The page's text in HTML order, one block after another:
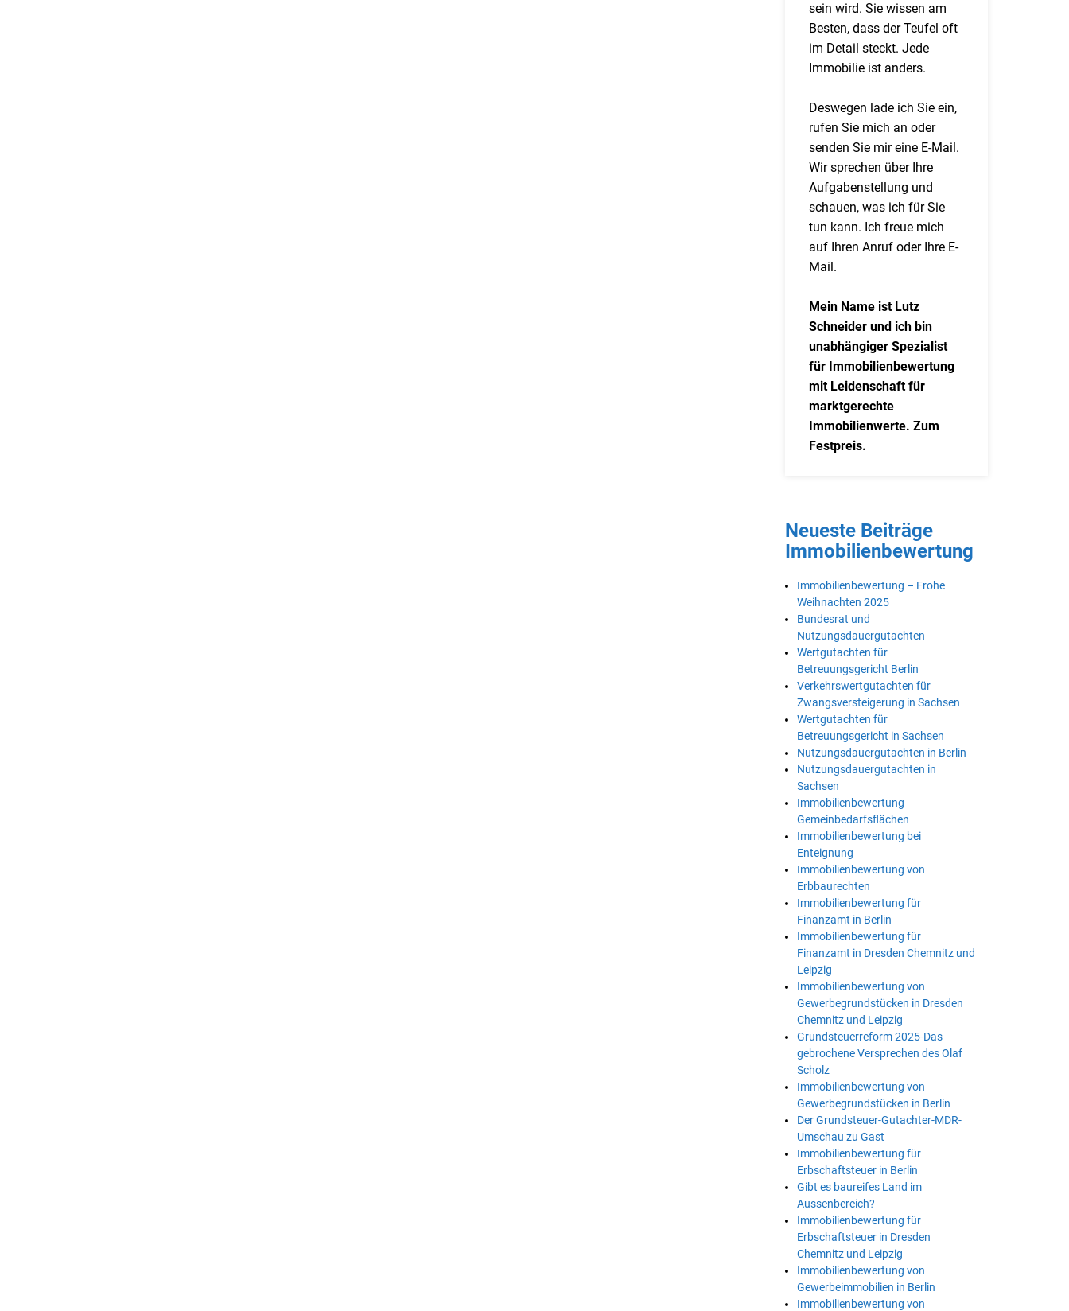
sein wird. Sie wissen am
Besten, dass der Teufel oft
im Detail steckt. Jede
Immobilie ist anders.
Deswegen lade ich Sie ein,
rufen Sie mich an oder
senden Sie mir eine E-Mail.
Wir sprechen über Ihre
Aufgabenstellung und
schauen, was ich für Sie
tun kann. Ich freue mich
auf Ihren Anruf oder Ihre E-
Mail.
Mein Name ist Lutz
Schneider und ich bin
unabhängiger Spezialist
für Immobilienbewertung
mit Leidenschaft für
marktgerechte
Immobilienwerte. Zum
Festpreis.
Neueste Beiträge
Immobilienbewertung
Immobilienbewertung – Frohe
Weihnachten 2025
Bundesrat und
Nutzungsdauergutachten
Wertgutachten für
Betreuungsgericht Berlin
Verkehrswertgutachten für
Zwangsversteigerung in Sachsen
Wertgutachten für
Betreuungsgericht in Sachsen
Nutzungsdauergutachten in Berlin
Nutzungsdauergutachten in
Sachsen
Immobilienbewertung
Gemeinbedarfsflächen
Immobilienbewertung bei
Enteignung
Immobilienbewertung von
Erbbaurechten
Immobilienbewertung für
Finanzamt in Berlin
Immobilienbewertung für
Finanzamt in Dresden Chemnitz und
Leipzig
Immobilienbewertung von
Gewerbegrundstücken in Dresden
Chemnitz und Leipzig
Grundsteuerreform 2025-Das
gebrochene Versprechen des Olaf
Scholz
Immobilienbewertung von
Gewerbegrundstücken in Berlin
Der Grundsteuer-Gutachter-MDR-
Umschau zu Gast
Immobilienbewertung für
Erbschaftsteuer in Berlin
Gibt es baureifes Land im
Aussenbereich?
Immobilienbewertung für
Erbschaftsteuer in Dresden
Chemnitz und Leipzig
Immobilienbewertung von
Gewerbeimmobilien in Berlin
Immobilienbewertung von